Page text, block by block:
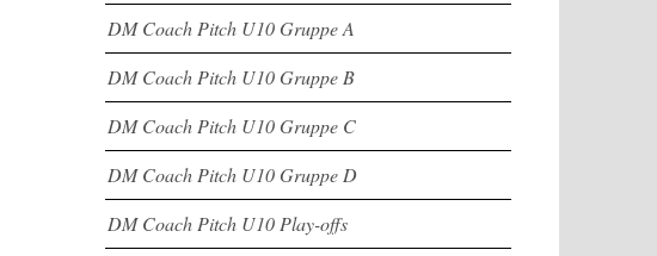
DM Coach Pitch U10 Gruppe A
DM Coach Pitch U10 Gruppe B
DM Coach Pitch U10 Gruppe C
DM Coach Pitch U10 Gruppe D
DM Coach Pitch U10 Play-offs